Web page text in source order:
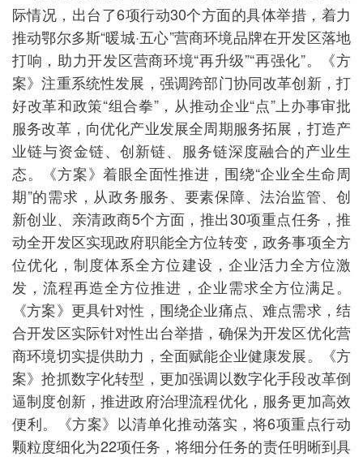
际情况，出台了6项行动30个方面的具体举措，着力
推动鄂尔多斯“暖城·五心”营商环境品牌在开发区落地
打响，助力开发区营商环境“再升级”“再强化”。《方
案》注重系统性发展，强调跨部门协同改革创新，打
好改革和政策“组合拳”，从推动企业“点”上办事审批
服务改革，向优化产业发展全周期服务拓展，打造产
业链与资金链、创新链、服务链深度融合的产业生
态。《方案》着眼全面性推进，围绕“企业全生命周
期”的需求，从政务服务、要素保障、法治监管、创
新创业、亲清政商5个方面，推出30项重点任务，推
动全开发区实现政府职能全方位转变，政务事项全方
位优化，制度体系全方位建设，企业活力全方位激
发，流程再造全方位推进，企业需求全方位满足。
《方案》更具针对性，围绕企业痛点、难点需求，结
合开发区实际针对性出台举措，确保为开发区优化营
商环境切实提供助力，全面赋能企业健康发展。《方
案》抢抓数字化转型，更加强调以数字化手段改革倒
逼制度创新，推进政府治理流程优化，服务更加高效
便利。《方案》以清单化推动落实，将6项重点行动
颗粒度细化为22项任务，将细分任务的责任明晰到具